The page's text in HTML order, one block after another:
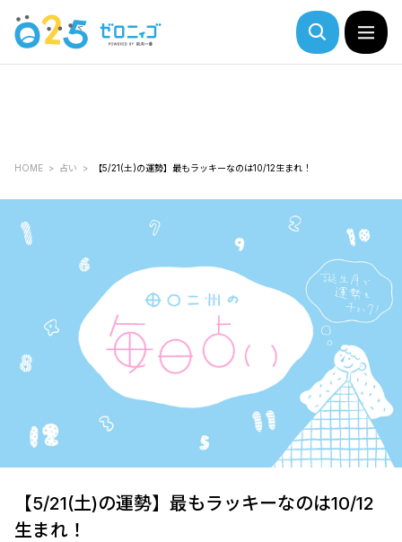
HOME 占い 【5/21(土)の運勢】最もラッキーなのは10/12生まれ！
【5/21(土)の運勢】最もラッキーなのは10/12
生まれ！